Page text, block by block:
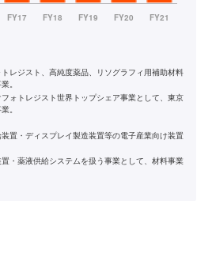
レジスト、高純度薬品、リソグラフィ用補助材料
。
ォトレジスト世界トップシェア事業として、東京
。
置・ディスプレイ製造装置等の電子産業向け装置
・薬液供給システムを扱う事業として、材料事業